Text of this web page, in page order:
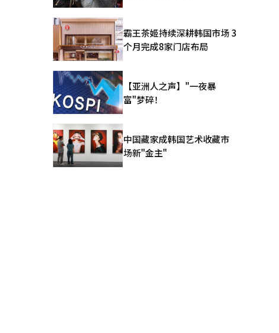
霸王茶姬持续深耕韩国市场 3
个月完成8家门店布局
【亚洲人之声】"一夜暴
富"梦碎！
中国藏家成韩国艺术收藏市
场新"金主"